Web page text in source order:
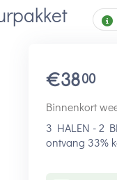
€3800
Binnenkort
3 HALEN - 2
ontvang 33%